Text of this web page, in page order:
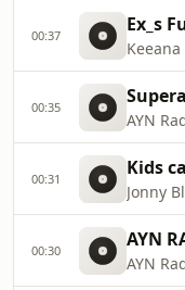
00:37 Ex_s
00:35
AYN
00:31 Kids
Jonny
00:30 AYN
AYN